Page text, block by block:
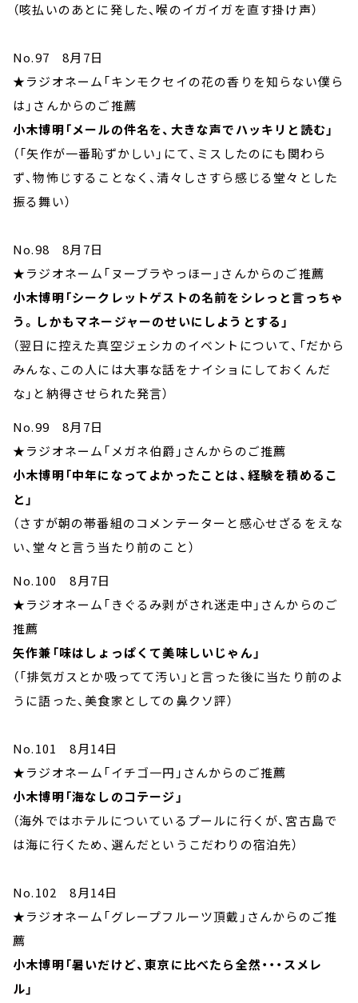
（咳払いのあとに発した、喉のイガイガを直す掛け声）
No.97 8月7日
★ラジオネーム「キンモクセイの花の香りを知らない僕ら
は」さんからのご推薦
小木博明「メールの件名を、大きな声でハッキリと読む」
（「矢作が一番恥ずかしい」にて、ミスしたのにも関わら
ず、物怖じすることなく、清々しさすら感じる堂々とした
振る舞い）
No.98 8月7日
★ラジオネーム「ヌーブラやっほー」さんからのご推薦
小木博明「シークレットゲストの名前をシレっと言っちゃ
う。しかもマネージャーのせいにしようとする」
（翌日に控えた真空ジェシカのイベントについて、「だから
みんな、この人には大事な話をナイショにしておくんだ
な」と納得させられた発言）
No.99 8月7日
★ラジオネーム「メガネ伯爵」さんからのご推薦
小木博明「中年になってよかったことは、経験を積めるこ
と」
（さすが朝の帯番組のコメンテーターと感心せざるをえな
い、堂々と言う当たり前のこと）
No.100 8月7日
★ラジオネーム「きぐるみ剥がされ迷走中」さんからのご
推薦
矢作兼「味はしょっぱくて美味しいじゃん」
（「排気ガスとか吸ってて汚い」と言った後に当たり前のよ
うに語った、美食家としての鼻クソ評）
No.101 8月14日
★ラジオネーム「イチゴ一円」さんからのご推薦
小木博明「海なしのコテージ」
（海外ではホテルについているプールに行くが、宮古島で
は海に行くため、選んだというこだわりの宿泊先）
No.102 8月14日
★ラジオネーム「グレープフルーツ頂戴」さんからのご推
薦
小木博明「暑いだけど、東京に比べたら全然・・・スメレ
ル」